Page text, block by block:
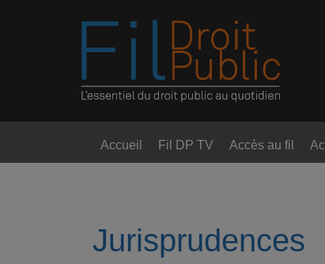
Accueil Fil DP TV Accès au fil
Jurisprudences